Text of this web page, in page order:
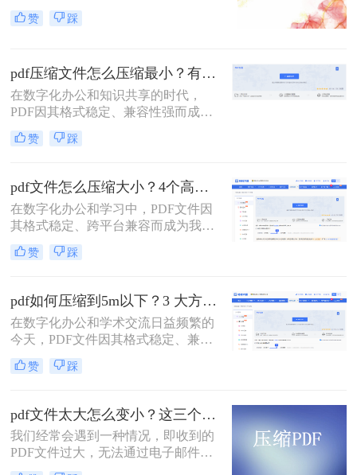
件大小呢？本文为您梳理6种主流压
缩方案，从原理到实操，助您轻松掌
赞 踩
pdf压缩文件怎么压缩最小？有效压缩方法终极指南！
在数字化办公和知识共享的时代，
PDF因其格式稳定、兼容性强而成为
文档传输的首选。然而，庞大的PDF
文件时常为我们带来困扰：邮箱附件
下载耗时、设备存储空间告急。pdf压
缩文件怎么压缩最小，成为许多人迫
切需要的技能。
赞 踩
pdf文件怎么压缩大小？4个高效传输与存储方法详解！
在数字化办公和学习中，PDF文件因
其格式稳定、跨平台兼容而成为我们
日常交流的首选格式。然而，过大的
PDF文件——无论是包含大量高分辨
书，还是设计精美的产品手册——都
会给邮件发送、云端存储和即时传输
带来诸多不便。幸运的是，通过一系
列高效的方法，我们可以显著减小
PDF文件的体积，而无需牺牲过多的
可读性。那么pdf文件怎么压缩大小
法，从在线工具到专业软件，从自动
优化到手动精调，助您轻松驾驭PDF
文件大小。
赞 踩
pdf如何压缩到5m以下？3 大方法手把手教，轻松过平台限制！
在数字化办公和学术交流日益频繁的
今天，PDF文件因其格式稳定、兼容
性强而成为我们传递信息的主要载
体。然而，一个棘手的问题常常困扰
电子邮件发送简历、在学术平台提交
论文，还是在微信等即时通讯工具中
分享资料，平台往往对附件大小有严
格限制，最常见的门槛就是5MB。一
赞 踩
pdf文件太大怎么变小？这三个方法都可以缩小！
我们经常会遇到一种情况，即收到的
PDF文件过大，无法通过电子邮件或
其他方式进行传输。那么，pdf文件太